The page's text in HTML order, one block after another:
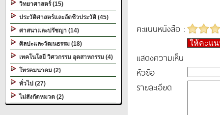
วิทยาศาสตร์ (15)
ประวัติศาสตร์และอัตชีวประวัติ (45)
ศาสนาและปรัชญา (14)
ศิลปะและวัฒนธรรม (18)
เทคโนโลยี วิศวกรรม อุตสาหกรรม (4)
โทรคมนาคม (2)
ทั่วไป (27)
ไม่สังกัดหมวด (2)
คะแนนหนังสือ :
ให้คะแ
แสดงความเห็น
หัวข้อ
รายละเอียด